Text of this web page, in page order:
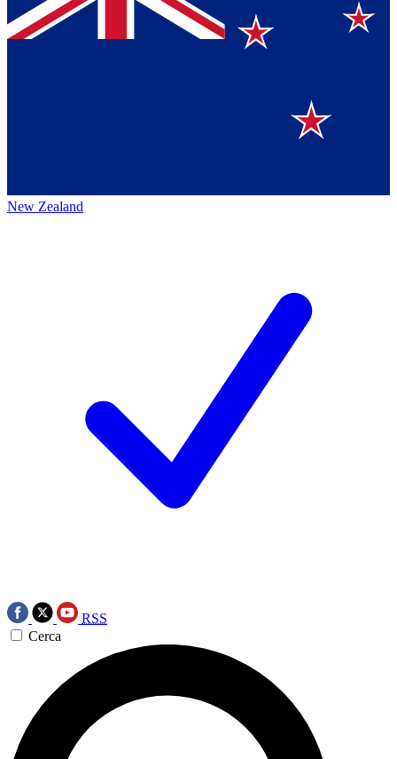
New Zealand
RSS
Cerca